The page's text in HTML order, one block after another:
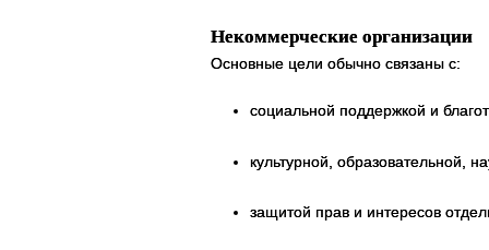
Некоммерческие организации
Основные цели обычно связаны с:
социальной поддержкой и
культурной, образовательной,
защитой прав и интересов